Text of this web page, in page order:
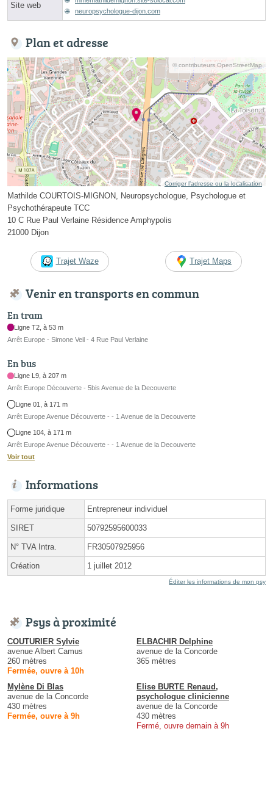
Site web
neuropsychologue-dijon.com
Plan et adresse
© contributeurs OpenStreetMap
Corriger l’adresse ou la localisation
Mathilde COURTOIS-MIGNON, Neuropsychologue, Psychologue et
Psychothérapeute TCC
10 C Rue Paul Verlaine Résidence Amphypolis
21000 Dijon
Trajet Waze Trajet Maps
Venir en transports en commun
En tram
Ligne T2, à 53 m
Arrêt Europe - Simone Veil - 4 Rue Paul Verlaine
En bus
Ligne L9, à 207 m
Arrêt Europe Découverte - 5bis Avenue de la Decouverte
Ligne 01, à 171 m
Arrêt Europe Avenue Découverte - - 1 Avenue de la Decouverte
Ligne 104, à 171 m
Arrêt Europe Avenue Découverte - - 1 Avenue de la Decouverte
Voir tout
Informations
Forme juridique Entrepreneur individuel
SIRET 50792595600033
N° TVA Intra. FR30507925956
Création 1 juillet 2012
Éditer les informations de mon psy
Psys à proximité
COUTURIER Sylvie
avenue Albert Camus
260 mètres
Fermée, ouvre à 10h
ELBACHIR Delphine
avenue de la Concorde
365 mètres
Mylène Di Blas
avenue de la Concorde
430 mètres
Fermée, ouvre à 9h
Elise BURTE Renaud,
psychologue clinicienne
avenue de la Concorde
430 mètres
Fermé, ouvre demain à 9h